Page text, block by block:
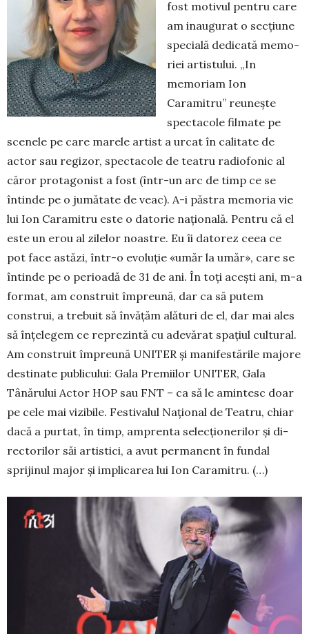
fost motivul pentru care
am inaugurat o secțiune
specia­lă dedicată memo­
riei artistului. „In
memoriam Ion
Caramitru” reu­nește
spectacole filmate pe
scenele pe care marele artist a urcat în calitate de
actor sau regizor, spec­tacole de teatru radiofonic al
căror protagonist a fost (într-un arc de timp ce se
întinde pe o jumătate de veac). A-i păstra memoria vie
lui Ion Caramitru este o datorie națională. Pentru că el
este un erou al zilelor noastre. Eu îi datorez ceea ce
pot face astăzi, într-o evoluție «umăr la umăr», care se
întinde pe o perioadă de 31 de ani. În toți acești ani, m-a
format, am con­struit împreună, dar ca să putem
construi, a trebuit să în­vățăm alături de el, dar mai ales
să înțe­legem ce reprezintă cu ade­vărat spațiul cultural.
Am con­struit îm­preună UNITER și manifes­tă­rile majore
destinate publi­cului: Gala Premiilor UNITER, Gala
Tânărului Actor HOP sau FNT – ca să le amintesc doar
pe cele mai vizibile. Festivalul Na­țional de Teatru, chiar
dacă a purtat, în timp, amprenta selecțio­ne­rilor și di­
rec­torilor săi artistici, a avut permanent în fundal
sprijinul major și im­pli­carea lui Ion Caramitru. (…)